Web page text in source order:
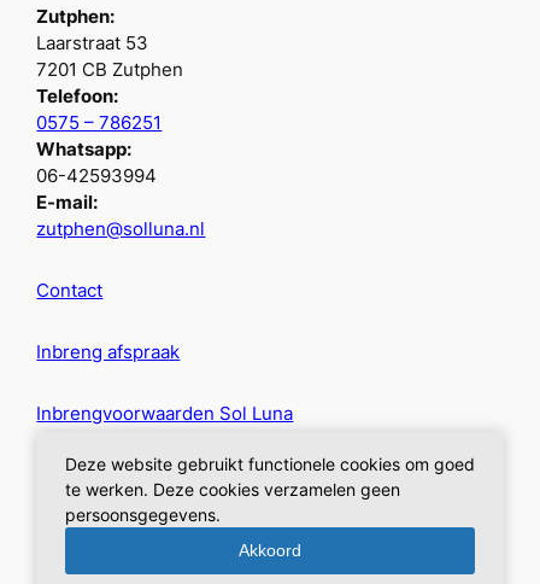
Zutphen:
Laarstraat 53
7201 CB Zutphen
Telefoon:
0575 – 786251
Whatsapp:
06-42593994
E-mail:
zutphen@solluna.nl
Contact
Inbreng afspraak
Inbrengvoorwaarden Sol Luna
Privacybeleid
Deze website gebruikt functionele cookies om goed
te werken. Deze cookies verzamelen geen
persoonsgegevens.
Akkoord